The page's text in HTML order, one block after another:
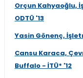
Orçun Kahyaoğlu,
ODTÜ '13
Yasin Gönenç,
Cansu Karaca,
Buffalo - İTÜ* '12